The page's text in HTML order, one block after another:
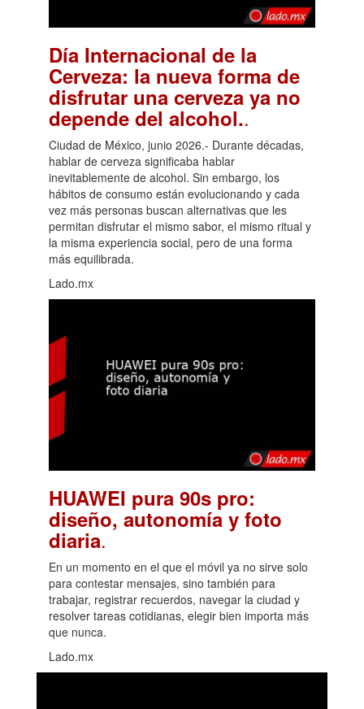
Día Internacional de la
Cerveza: la nueva forma de
disfrutar una cerveza ya no
depende del alcohol..
Ciudad de México, junio 2026.- Durante décadas,
hablar de cerveza significaba hablar
inevitablemente de alcohol. Sin embargo, los
hábitos de consumo están evolucionando y cada
vez más personas buscan alternativas que les
permitan disfrutar el mismo sabor, el mismo ritual y
la misma experiencia social, pero de una forma
más equilibrada.
Lado.mx
HUAWEI pura 90s pro:
diseño, autonomía y foto
diaria.
En un momento en el que el móvil ya no sirve solo
para contestar mensajes, sino también para
trabajar, registrar recuerdos, navegar la ciudad y
resolver tareas cotidianas, elegir bien importa más
que nunca.
Lado.mx